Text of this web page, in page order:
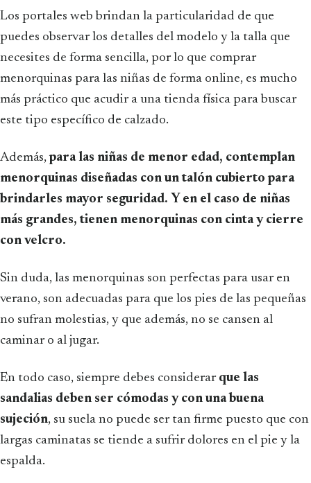
Los portales web brindan la particularidad de que
puedes observar los detalles del modelo y la talla que
necesites de forma sencilla, por lo que comprar
menorquinas para las niñas de forma online, es mucho
más práctico que acudir a una tienda física para buscar
este tipo específico de calzado.
Además,para las niñas de menor edad, contemplan
menorquinas diseñadas con un talón cubierto para
brindarles mayor seguridad. Y en el caso de niñas
más grandes, tienen menorquinas con cinta y cierre
con velcro.
Sin duda, las menorquinas son perfectas para usar en
verano, son adecuadas para que los pies de las pequeñas
no sufran molestias, y que además, no se cansen al
caminar o al jugar.
En todo caso, siempre debes considerarque las
sandalias deben ser cómodas y con una buena
sujeción, su suela no puede ser tan firme puesto que con
largas caminatas se tiende a sufrir dolores en el pie y la
espalda.